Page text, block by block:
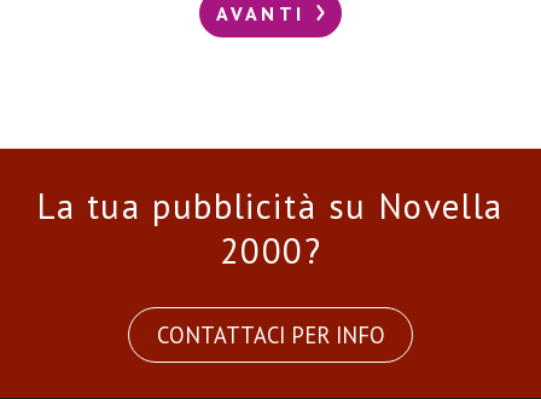
AVANTI
La tua pubblicità su Novella
2000?
CONTATTACI PER INFO